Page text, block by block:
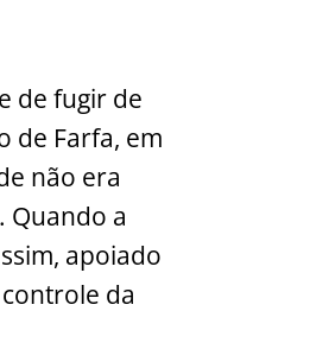
de fugir de
de Farfa, em
não era
Quando a
apoiado
da